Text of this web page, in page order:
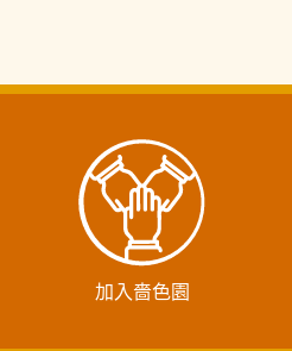
加入嗇色園